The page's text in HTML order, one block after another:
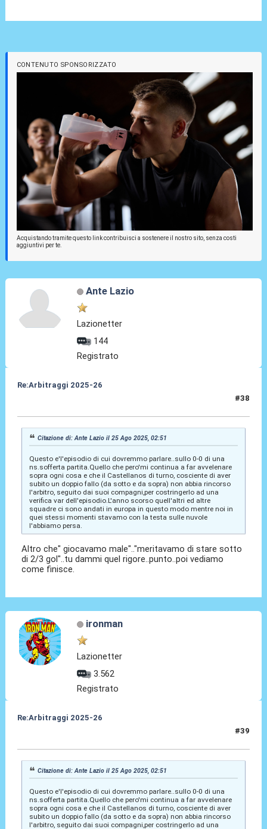
CONTENUTO SPONSORIZZATO
Acquistando tramite questo link contribuisci a sostenere il nostro sito, senza costi
aggiuntivi per te.
Ante Lazio
Lazionetter
144
Registrato
Re:Arbitraggi 2025-26
#38
Citazione di: Ante Lazio il 25 Ago 2025, 02:51
Questo e'l'episodio di cui dovremmo parlare..sullo 0-0 di una
ns.sofferta partita.Quello che pero'mi continua a far avvelenare
sopra ogni cosa e che il Castellanos di turno, cosciente di aver
subito un doppio fallo (da sotto e da sopra) non abbia rincorso
l'arbitro, seguito dai suoi compagni,per costringerlo ad una
verifica var dell'episodio.L'anno scorso quell'altri ed altre
squadre ci sono andati in europa in questo modo mentre noi in
quei stessi momenti stavamo con la testa sulle nuvole
l'abbiamo persa.
Altro che" giocavamo male".."meritavamo di stare sotto
di 2/3 gol"..tu dammi quel rigore..punto..poi vediamo
come finisce.
ironman
Lazionetter
3.562
Registrato
Re:Arbitraggi 2025-26
#39
Citazione di: Ante Lazio il 25 Ago 2025, 02:51
Questo e'l'episodio di cui dovremmo parlare..sullo 0-0 di una
ns.sofferta partita.Quello che pero'mi continua a far avvelenare
sopra ogni cosa e che il Castellanos di turno, cosciente di aver
subito un doppio fallo (da sotto e da sopra) non abbia rincorso
l'arbitro, seguito dai suoi compagni,per costringerlo ad una